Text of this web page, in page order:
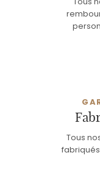
Tous